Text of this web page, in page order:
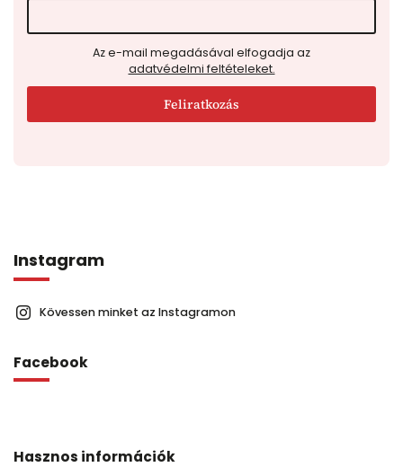
adatvédelmi feltételeket.
Feliratkozás
Instagram
Kövessen minket az Instagramon
Facebook
Hasznos információk